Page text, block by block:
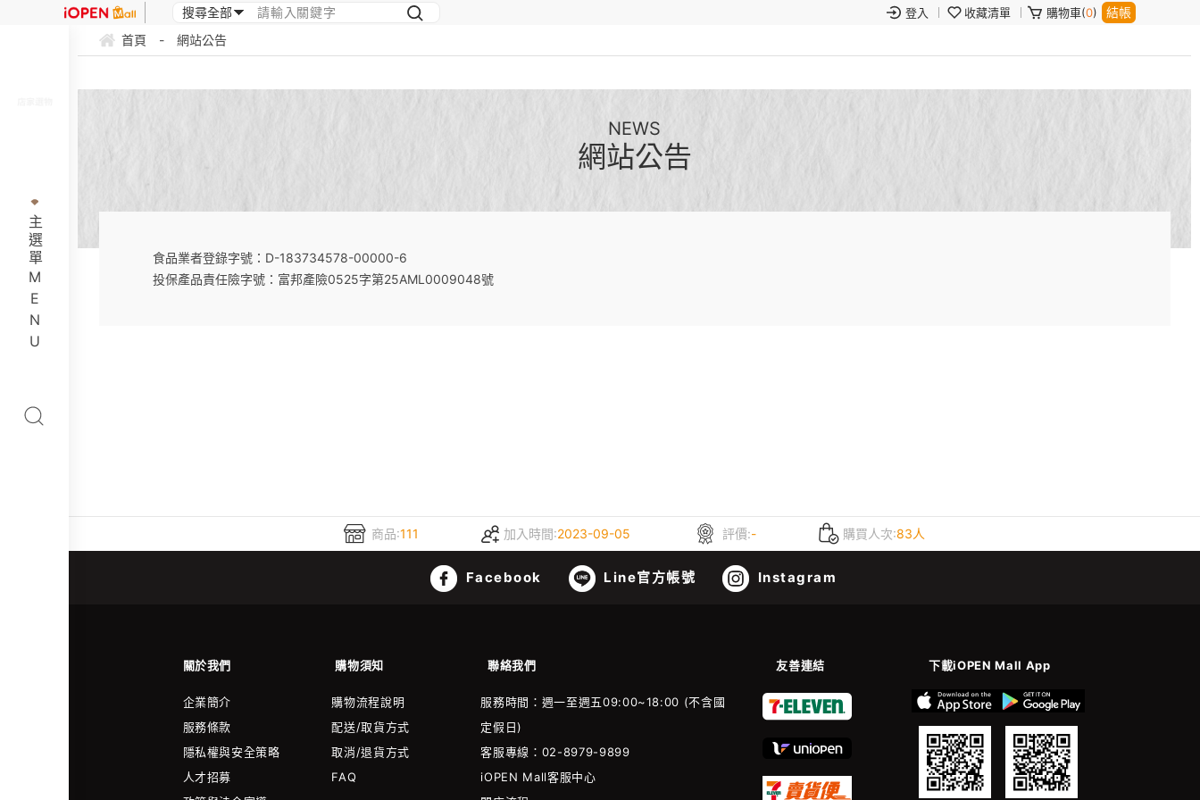
登入 收藏清單 購物車(0) 結帳
主選單MENU
首頁 - 網站公告
NEWS
網站公告
食品業者登錄字號：D-183734578-00000-6
投保產品責任險字號：富邦產險0525字第25AML0009048號
商品:111 加入時間:2023-09-05 評價:- 購買人次:83人
Facebook Line官方帳號 Instagram
關於我們 購物須知 聯絡我們 友善連結 下載iOPEN Mall App
企業簡介
服務條款
隱私權與安全策略
人才招募
購物流程說明
配送/取貨方式
取消/退貨方式
FAQ
服務時間：週一至週五09:00~18:00 (不含國
定假日)
客服專線：02-8979-9899
iOPEN Mall客服中心